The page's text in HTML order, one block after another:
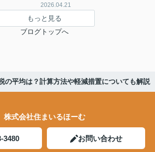
2026.04.21
もっと見る
ブログトップへ
の平均は？計算方法や軽減措置についても解説
株式会社住まいるほーむ
3480 お問い合わせ